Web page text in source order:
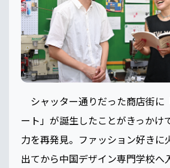
シャッター通りだった商店街に
ート」が誕生したことがきっかけ
力を再発見。ファッション好きに
出てから中国デザイン専門学校へ